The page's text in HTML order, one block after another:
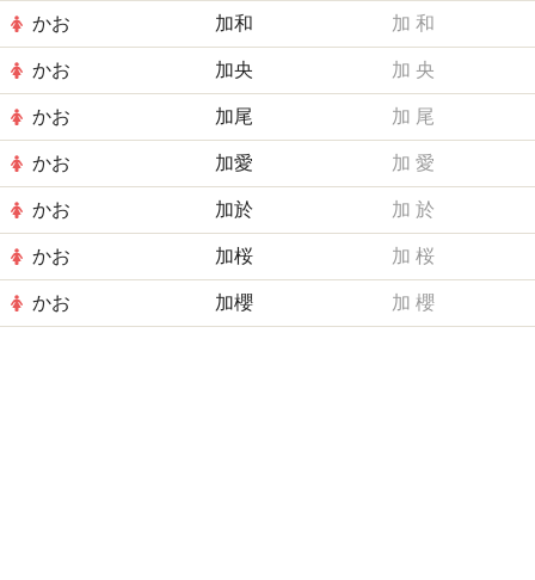
かお 加和 加 和
かお 加央 加 央
かお 加尾 加 尾
かお 加愛 加 愛
かお 加於 加 於
かお 加桜 加 桜
かお 加櫻 加 櫻